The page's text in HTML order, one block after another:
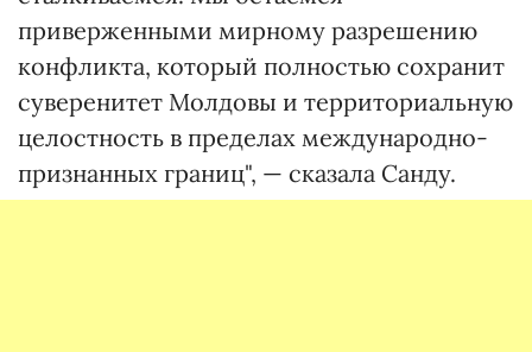
приверженными мирному разрешению
конфликта, который полностью сохранит
суверенитет Молдовы и территориальную
целостность в пределах международно-
признанных границ", — сказала Санду.